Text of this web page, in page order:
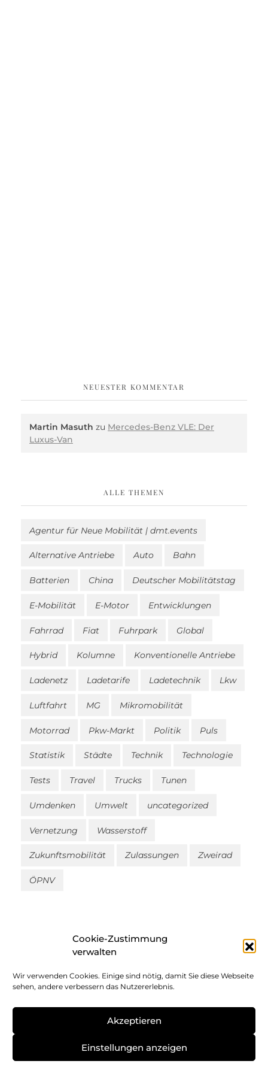
Cookie-Zustimmung
verwalten
Wir verwenden Cookies. Einige sind nötig, damit Sie diese Webseite
sehen, andere verbessern das Nutzererlebnis.
Akzeptieren
Einstellungen anzeigen
NEUESTER KOMMENTAR
Martin Masuth zu Mercedes-Benz VLE: Der
Luxus-Van
ALLE THEMEN
Agentur für Neue Mobilität | dmt.events
Alternative Antriebe Auto Bahn
Batterien China Deutscher Mobilitätstag
E-Mobilität E-Motor Entwicklungen
Fahrrad Fiat Fuhrpark Global
Hybrid Kolumne Konventionelle Antriebe
Ladenetz Ladetarife Ladetechnik Lkw
Luftfahrt MG Mikromobilität
Motorrad Pkw-Markt Politik Puls
Statistik Städte Technik Technologie
Tests Travel Trucks Tunen
Umdenken Umwelt uncategorized
Vernetzung Wasserstoff
Zukunftsmobilität Zulassungen Zweirad
ÖPNV
Impressum
Datenschutz